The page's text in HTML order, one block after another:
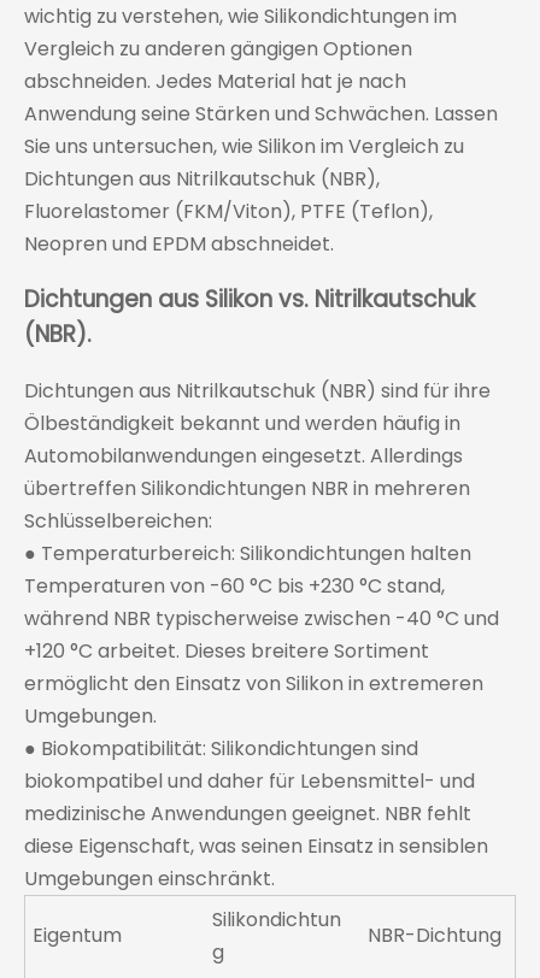
wichtig zu verstehen, wie Silikondichtungen im
Vergleich zu anderen gängigen Optionen
abschneiden. Jedes Material hat je nach
Anwendung seine Stärken und Schwächen. Lassen
Sie uns untersuchen, wie Silikon im Vergleich zu
Dichtungen aus Nitrilkautschuk (NBR),
Fluorelastomer (FKM/Viton), PTFE (Teflon),
Neopren und EPDM abschneidet.
Dichtungen aus Silikon vs. Nitrilkautschuk
(NBR).
Dichtungen aus Nitrilkautschuk (NBR) sind für ihre
Ölbeständigkeit bekannt und werden häufig in
Automobilanwendungen eingesetzt. Allerdings
übertreffen Silikondichtungen NBR in mehreren
Schlüsselbereichen:
● Temperaturbereich: Silikondichtungen halten
Temperaturen von -60 °C bis +230 °C stand,
während NBR typischerweise zwischen -40 °C und
+120 °C arbeitet. Dieses breitere Sortiment
ermöglicht den Einsatz von Silikon in extremeren
Umgebungen.
● Biokompatibilität: Silikondichtungen sind
biokompatibel und daher für Lebensmittel- und
medizinische Anwendungen geeignet. NBR fehlt
diese Eigenschaft, was seinen Einsatz in sensiblen
Umgebungen einschränkt.
Eigentum
Silikondichtun
g
NBR-Dichtung